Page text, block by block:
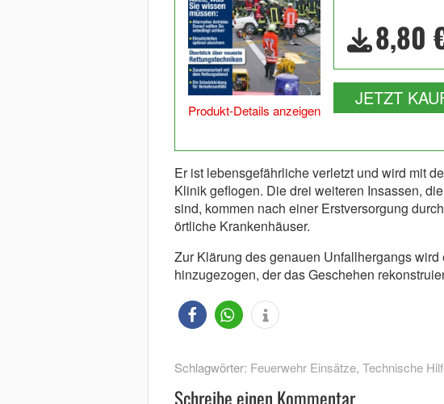
Produkt-Details anzeigen
8,80
JETZT
Er ist lebensgefährliche verletzt und wird mit
Klinik geflogen. Die drei weiteren Insassen,
sind, kommen nach einer Erstversorgung
örtliche Krankenhäuser.
Zur Klärung des genauen Unfallhergangs
hinzugezogen, der das Geschehen
Schlagwörter: Feuerwehr Einsätze, Technische
Schreibe einen Kommentar